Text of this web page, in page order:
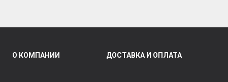
О КОМПАНИИ ДОСТАВКА И ОПЛАТА